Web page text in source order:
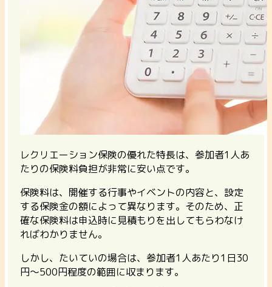
レクリエーション保険の優れた特長は、参加者1人あ
たりの保険料負担が非常に安い点です。
保険料は、開催する行事やイベントの内容と、設定
する保険金の額によって異なります。そのため、正
確な保険料は申込時に見積もりを出してもらわなけ
ればわかりません。
しかし、 たいていの場合は、参加者1人あたり1日30
円～500円程度の範囲に収まります。